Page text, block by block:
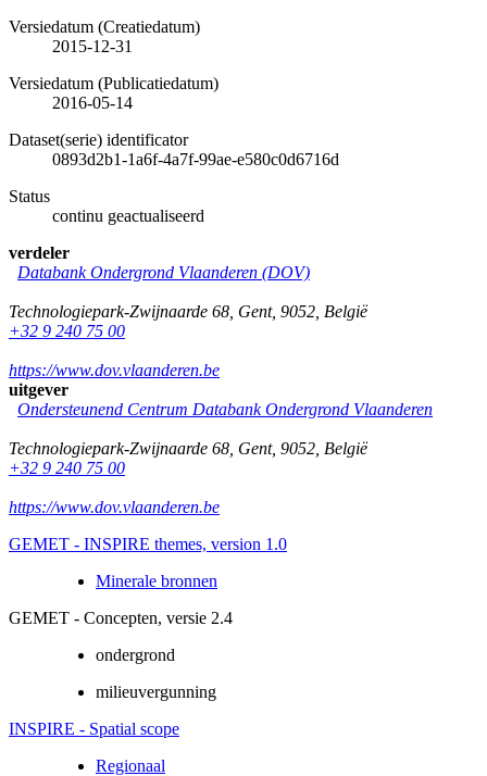
Versiedatum (Creatiedatum)
2015-12-31
Versiedatum (Publicatiedatum)
2016-05-14
Dataset(serie) identificator
0893d2b1-1a6f-4a7f-99ae-e580c0d6716d
Status
continu geactualiseerd
verdeler
Databank Ondergrond Vlaanderen (DOV)
Technologiepark-Zwijnaarde 68 Gent, 9052 België
+32 9 240 75 00
https://www.dov.vlaanderen.be
uitgever
Ondersteunend Centrum Databank Ondergrond Vlaanderen
Technologiepark-Zwijnaarde 68 Gent, 9052 België
+32 9 240 75 00
https://www.dov.vlaanderen.be
GEMET - INSPIRE themes, version 1.0
Minerale bronnen
GEMET - Concepten, versie 2.4
ondergrond
milieuvergunning
INSPIRE - Spatial scope
Regionaal